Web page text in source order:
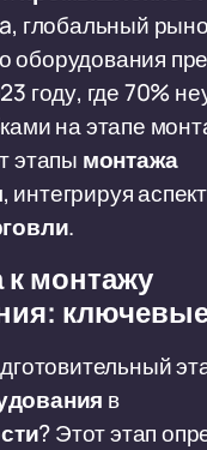
глобальный
оборудования
году, где 70%
на этапе
этапы монтажа
, интегрируя
.
к монтажу
в
? Этот этап